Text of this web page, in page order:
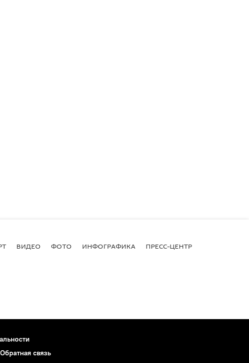
ВИДЕО ФОТО ИНФОГРАФИКА ПРЕСС-ЦЕНТР
Обратная связь